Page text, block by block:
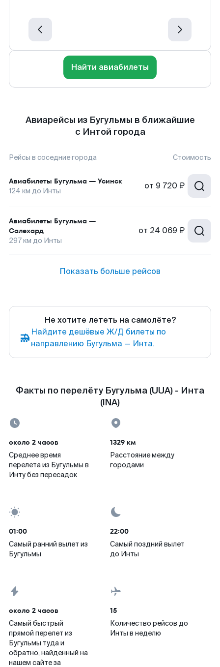
Найти авиабилеты
Авиарейсы из Бугульмы в ближайшие
с Интой города
Рейсы в соседние города Стоимость
Авиабилеты Бугульма — Усинск
124 км до Инты от 9 720 ₽
Авиабилеты Бугульма —
Салехард
297км до Инты
от 24 069 ₽
Показать больше рейсов
Не хотите лететь на самолёте?
Найдите дешёвые Ж/Д билеты по
направлению Бугульма — Инта.
Факты по перелёту Бугульма (UUA) - Инта
(INA)
около 2 часов
Среднее время
перелета из Бугульмы в
Инту без пересадок
1329 км
Расстояние между
городами
01:00
Самый ранний вылет из
Бугульмы
22:00
Самый поздний вылет
до Инты
около 2 часов
Самый быстрый
прямой перелет из
Бугульмы туда и
обратно, найденный на
нашем сайте за
15
Количество рейсов до
Инты в неделю